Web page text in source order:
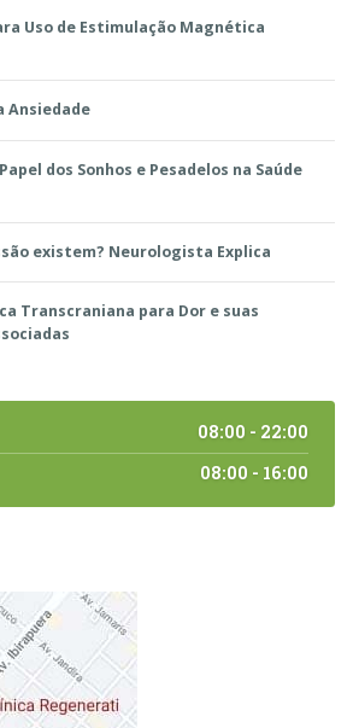
Uso de Estimulação Magnética
Ansiedade
dos Sonhos e Pesadelos na Saúde
existem? Neurologista Explica
Transcraniana para Dor e suas
08:00 - 22:00
08:00 - 16:00